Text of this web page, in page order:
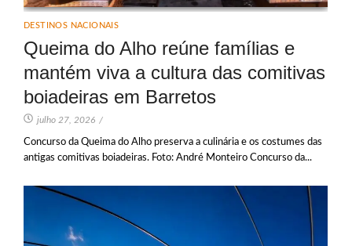
DESTINOS NACIONAIS
Queima do Alho reúne famílias e
mantém viva a cultura das comitivas
boiadeiras em Barretos
julho 27, 2026 /
Concurso da Queima do Alho preserva a culinária e os costumes das
antigas comitivas boiadeiras. Foto: André Monteiro Concurso da...